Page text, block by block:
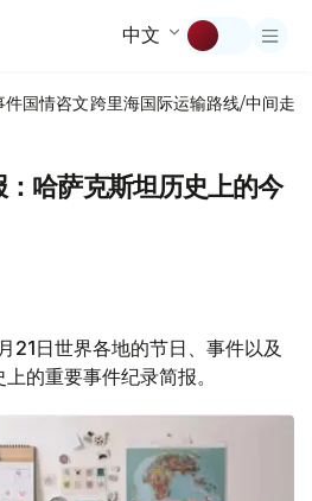
中文
件国情咨文跨里海国际运输路线/中间走廊
：哈萨克斯坦历史上的今
21日世界各地的节日、事件以及
的重要事件纪录简报。